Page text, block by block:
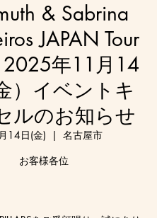
& Sabrina
JAPAN Tour
年11月14
）イベントキ
ルのお知らせ
14日(金)
  |
名古屋市
お客様各位